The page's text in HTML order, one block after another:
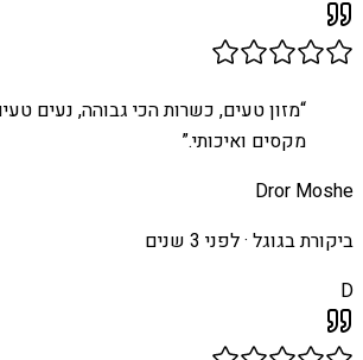
“מזון טעים, כשרות הכי גבוהה, נעים
מקסים ואיכותי.”
Dror Moshe
ביקורת בגוגל ·לפני 3 שנים
D